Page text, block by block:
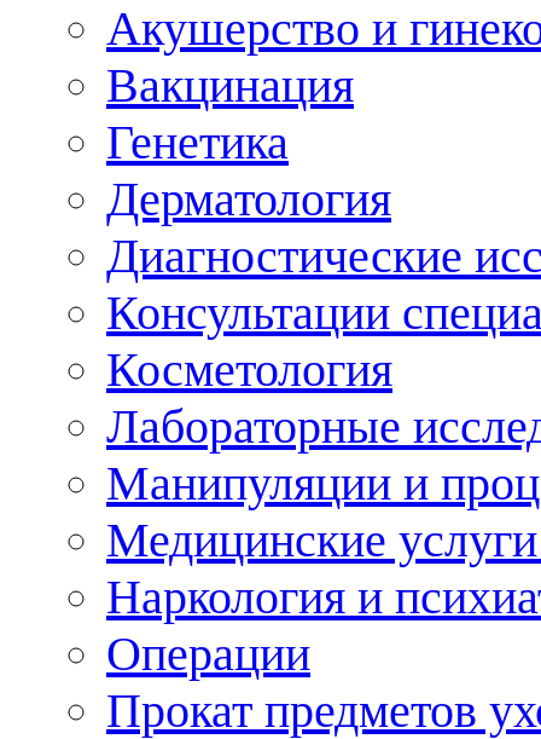
Акушерство и
Вакцинация
Генетика
Дерматология
Диагностические
Консультации
Косметология
Лабораторные
Манипуляции и
Медицинские
Наркология и
Операции
Прокат предметов